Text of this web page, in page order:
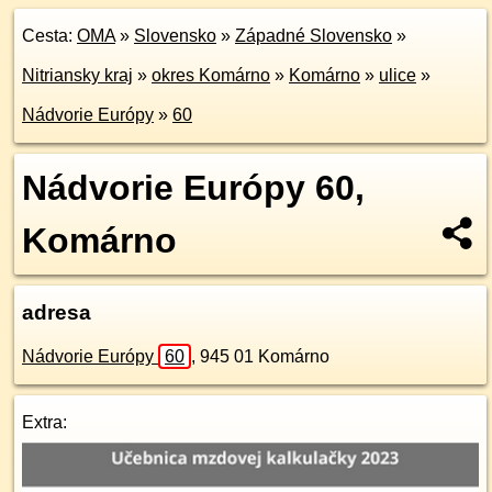
Cesta: OMA» Slovensko » Západné Slovensko »
Nitriansky kraj » okres Komárno » Komárno » ulice »
Nádvorie Európy » 60
Nádvorie Európy 60,
Komárno
adresa
Nádvorie Európy 60 , 945 01 Komárno
Extra: